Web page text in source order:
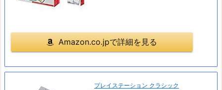
Amazon.co.jpで詳細を見る
プレイステーション クラシック